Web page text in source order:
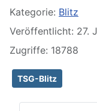
Kategorie: Blitz
Veröffentlicht: 27.
Zugriffe: 18788
TSG-Blitz